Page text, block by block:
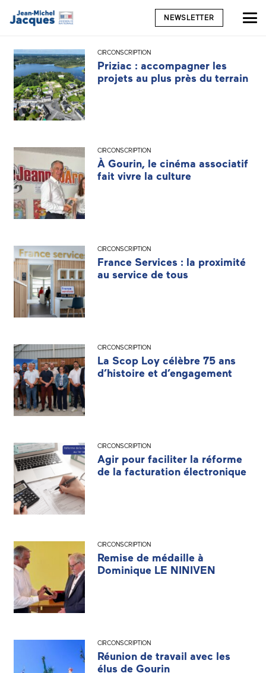
NEWSLETTER
CIRCONSCRIPTION
Priziac : accompagner les
projets au plus près du terrain
CIRCONSCRIPTION
À Gourin, le cinéma associatif
fait vivre la culture
CIRCONSCRIPTION
France Services : la proximité
au service de tous
CIRCONSCRIPTION
La Scop Loy célèbre 75 ans
d’histoire et d’engagement
CIRCONSCRIPTION
Agir pour faciliter la réforme
de la facturation électronique
CIRCONSCRIPTION
Remise de médaille à
Dominique LE NINIVEN
CIRCONSCRIPTION
Réunion de travail avec les
élus de Gourin